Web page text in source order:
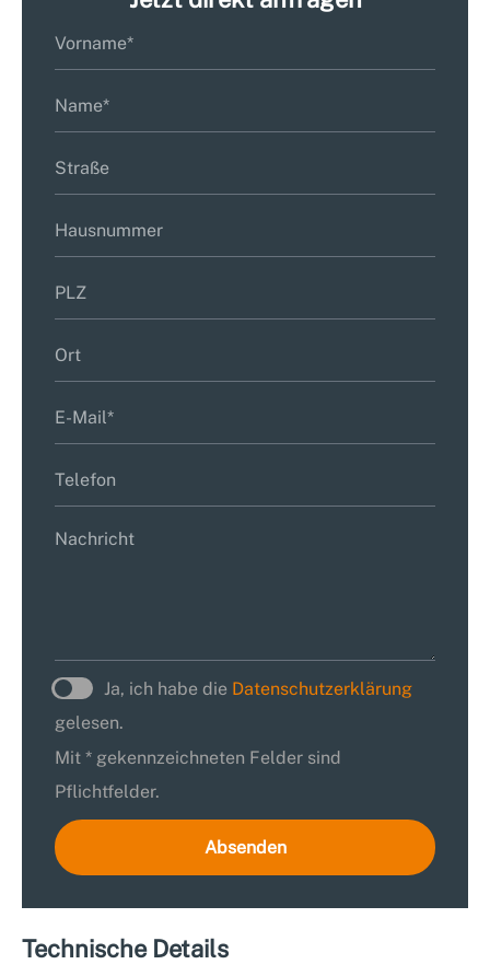
Ja, ich habe die Datenschutzerklärung
gelesen.
Mit * gekennzeichneten Felder sind
Pflichtfelder.
Absenden
Technische Details